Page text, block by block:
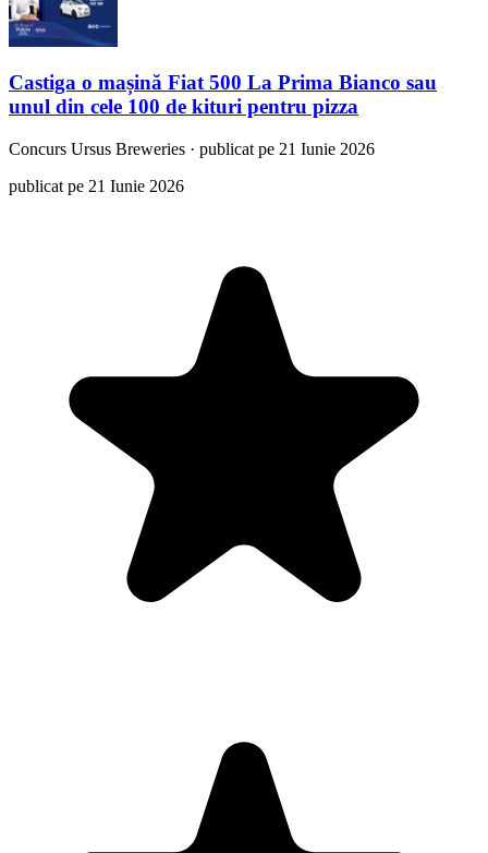
Castiga o mașină Fiat 500 La Prima Bianco sau
unul din cele 100 de kituri pentru pizza
Concurs Ursus Breweries · publicat pe 21 Iunie 2026
publicat pe 21 Iunie 2026